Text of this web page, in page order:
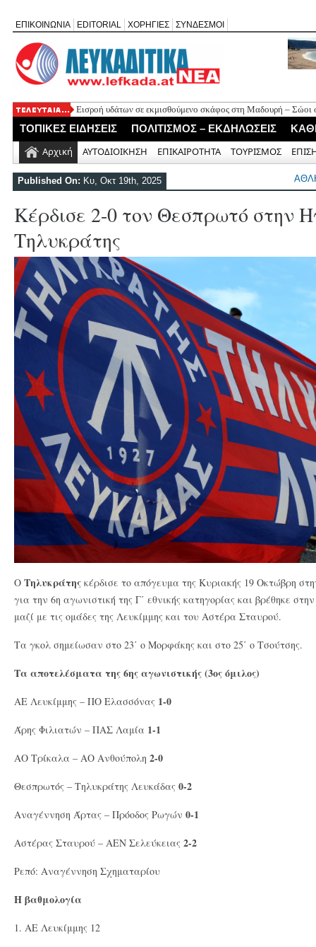
ΕΠΙΚΟΙΝΩΝΙΑ EDITORIAL ΧΟΡΗΓΙΕΣ ΣΥΝΔΕΣΜΟΙ
Εισροή υδάτων σε εκμισθούμενο σκάφος στη Μαδουρή – Σώοι
ΣΧΟΛΙΟ ΣΤΟ ΔΗΜΟΣΙΕΥΜΑ: «Η Φαρμακολύτρια» του
Καλλιγωνίου (της Χριστίνας Μιχαλά)
Άγιος Νικήτας: Απορρίφθηκε αίτημα για φιλανθρωπική δράση
Νέο Τουριστικό Χωροταξικό: Τι αλλάζει σε Λευκάδα και
και τουριστική ανάπτυξη
ΤΟΠΙΚΕΣ ΕΙΔΗΣΕΙΣ ΠΟΛΙΤΙΣΜΟΣ – ΕΚΔΗΛΩΣΕΙΣ
Αρχική ΑΥΤΟΔΙΟΙΚΗΣΗ ΕΠΙΚΑΙΡΟΤΗΤΑ ΤΟΥΡΙΣΜΟΣ
Published On: Κυ, Οκτ 19th, 2025
Κέρδισε 2-0 τον Θεσπρωτό στην
Τηλυκράτης
Ο Τηλυκράτης κέρδισε το απόγευμα της Κυριακής 19 Οκτώβρη
για την 6η αγωνιστική της Γ΄ εθνικής κατηγορίας και βρέθηκε
μαζί με τις ομάδες της Λευκίμμης και του Αστέρα Σταυρού.
Τα γκολ σημείωσαν στο 23΄ ο Μορφάκης και στο 25΄ ο Τσούτσης.
Τα αποτελέσματα της 6ης αγωνιστικής (3ος όμιλος)
ΑΕ Λευκίμμης – ΠΟ Ελασσόνας 1-0
Άρης Φιλιατών – ΠΑΣ Λαμία 1-1
ΑΟ Τρίκαλα – ΑΟ Ανθούπολη 2-0
Θεσπρωτός – Τηλυκράτης Λευκάδας 0-2
Αναγέννηση Άρτας – Πρόοδος Ρωγών 0-1
Αστέρας Σταυρού – ΑΕΝ Σελεύκειας 2-2
Ρεπό: Αναγέννηση Σχηματαρίου
Η βαθμολογία
1. ΑΕ Λευκίμμης 12